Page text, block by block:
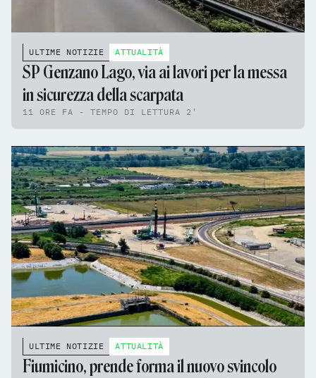
ULTIME NOTIZIE ATTUALITÀ
SP Genzano Lago, via ai lavori per la messa
in sicurezza della scarpata
11 ORE FA - TEMPO DI LETTURA 2'
ULTIME NOTIZIE ATTUALITÀ
Fiumicino, prende forma il nuovo svincolo